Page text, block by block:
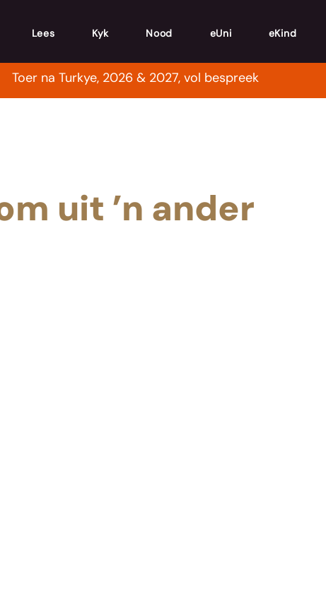
Lees Kyk Nood eUni eKind
Toer na Turkye, 2026 & 2027, vol bespreek
uit ’n ander